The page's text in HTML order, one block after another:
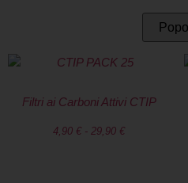
Filtri ai Carboni Attivi CTIP
4,90 € - 29,90 €